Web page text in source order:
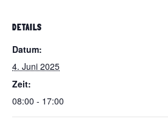
DETAILS
Datum:
4. Juni 2025
Zeit:
08:00 - 17:00